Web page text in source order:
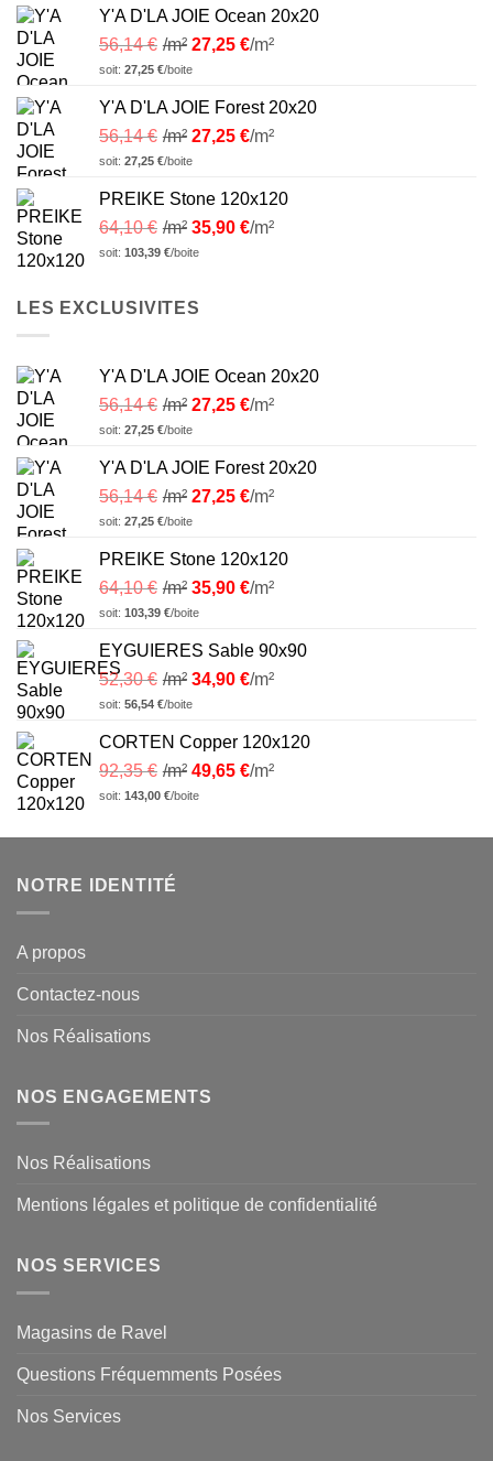
Y'A D'LA JOIE Ocean 20x20
56,14€ /m² 27,25 €/m²
soit: 27,25 €/boite
Y'A D'LA JOIE Forest 20x20
56,14€ /m² 27,25 €/m²
soit: 27,25 €/boite
PREIKE Stone 120x120
64,10€ /m² 35,90 €/m²
soit: 103,39 €/boite
LES EXCLUSIVITES
Y'A D'LA JOIE Ocean 20x20
56,14€ /m² 27,25 €/m²
soit: 27,25 €/boite
Y'A D'LA JOIE Forest 20x20
56,14€ /m² 27,25 €/m²
soit: 27,25 €/boite
PREIKE Stone 120x120
64,10€ /m² 35,90 €/m²
soit: 103,39 €/boite
EYGUIERES Sable 90x90
52,30€ /m² 34,90 €/m²
soit: 56,54 €/boite
CORTEN Copper 120x120
92,35€ /m² 49,65 €/m²
soit: 143,00 €/boite
NOTRE IDENTITÉ
A propos
Contactez-nous
Nos Réalisations
NOS ENGAGEMENTS
Nos Réalisations
Mentions légales et politique de confidentialité
NOS SERVICES
Magasins de Ravel
Questions Fréquemments Posées
Nos Services